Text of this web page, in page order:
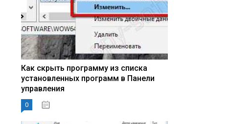
Как скрыть программу из списка
установленных программ в Панели
управления
0